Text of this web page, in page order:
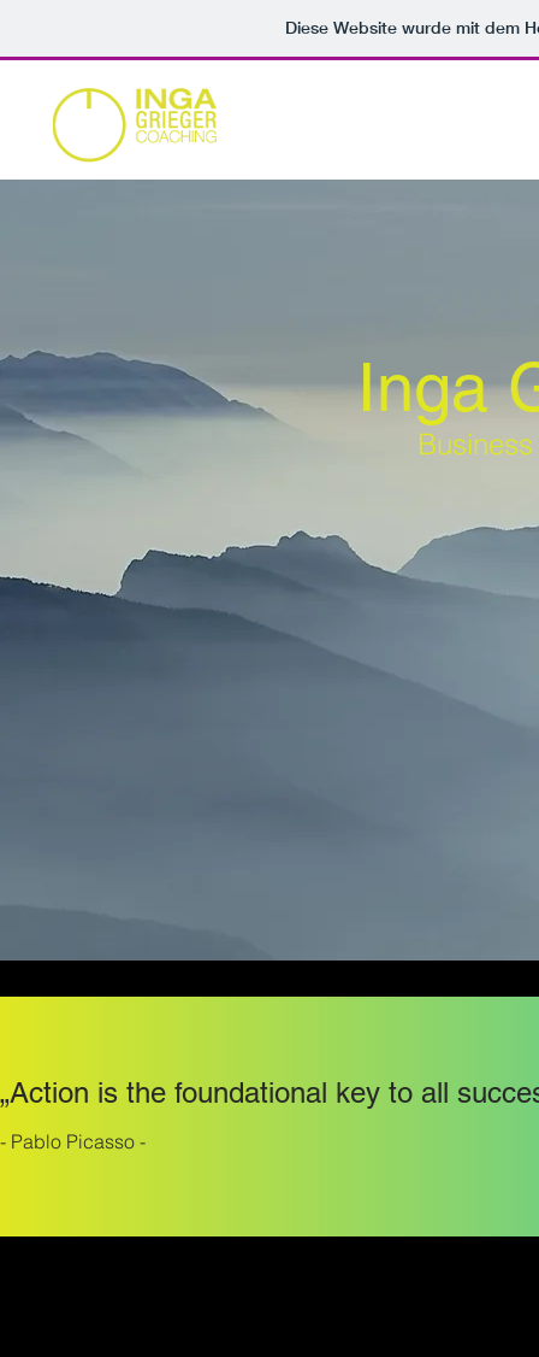
Diese Website wurde mit dem
Inga
„Action is the foundational key to all
- Pablo Picasso -